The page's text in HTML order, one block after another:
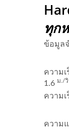
ทุก
ข้อมูล
ความเ
1.6 ม./
ความ
ความ